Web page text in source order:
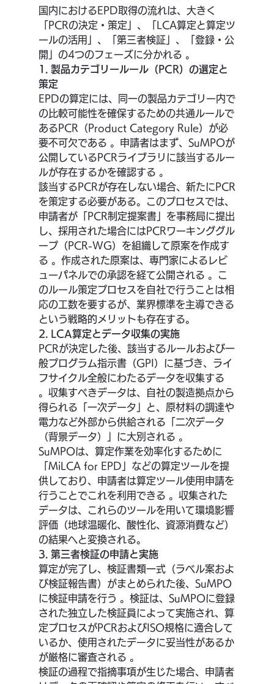
国内におけるEPD取得の流れは、大きく
「PCRの決定・策定」、「LCA算定と算定ツ
ールの活用」、「第三者検証」、「登録・公
開」の4つのフェーズに分かれる 。
1. 製品カテゴリールール（PCR）の選定と
策定
EPDの算定には、同一の製品カテゴリー内で
の比較可能性を確保するための共通ルールで
あるPCR（Product Category Rule）が必
要不可欠である 。申請者はまず、SuMPOが
公開しているPCRライブラリに該当するルー
ルが存在するかを確認する 。
該当するPCRが存在しない場合、新たにPCR
を策定する必要がある。このプロセスでは、
申請者が「PCR制定提案書」を事務局に提出
し、採用された場合にはPCRワーキンググル
ープ（PCR-WG）を組織して原案を作成す
る 。作成された原案は、専門家によるレビ
ューパネルでの承認を経て公開される 。こ
のルール策定プロセスを自社で行うことは相
応の工数を要するが、業界標準を主導できる
という戦略的メリットも存在する。
2. LCA算定とデータ収集の実施
PCRが決定した後、該当するルールおよび一
般プログラム指示書（GPI）に基づき、ライ
フサイクル全般にわたるデータを収集する
。収集すべきデータは、自社の製造拠点から
得られる「一次データ」と、原材料の調達や
電力など外部から供給される「二次データ
（背景データ）」に大別される 。
SuMPOは、算定作業を効率化するために
「MiLCA for EPD」などの算定ツールを提
供しており、申請者は算定ツール使用申請を
行うことでこれを利用できる 。収集された
データは、これらのツールを用いて環境影響
評価（地球温暖化、酸性化、資源消費など）
の結果へと変換される。
3. 第三者検証の申請と実施
算定が完了し、検証書類一式（ラベル案およ
び検証報告書）がまとめられた後、SuMPO
に検証申請を行う 。検証は、SuMPOに登録
された独立した検証員によって実施され、算
定プロセスがPCRおよびISO規格に適合して
いるか、使用されたデータに妥当性があるか
が厳格に審査される 。
検証の過程で指摘事項が生じた場合、申請者